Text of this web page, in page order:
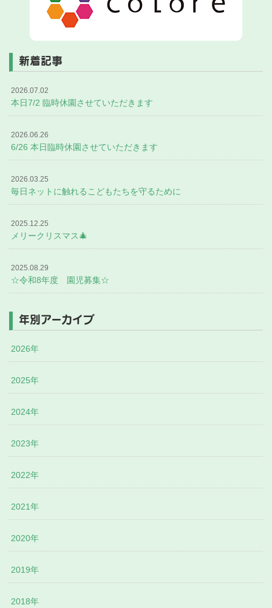
新着記事
2026.07.02
本日7/2 臨時休園させていただきます
2026.06.26
6/26 本日臨時休園させていただきます
2026.03.25
毎日ネットに触れるこどもたちを守るために
2025.12.25
メリークリスマス🎄
2025.08.29
☆令和8年度 園児募集☆
年別アーカイブ
2026年
2025年
2024年
2023年
2022年
2021年
2020年
2019年
2018年